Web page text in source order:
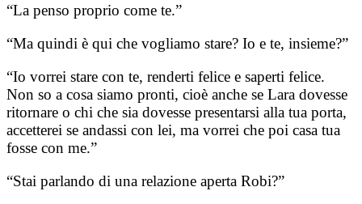
“La penso proprio come te.”
“Ma quindi è qui che vogliamo stare? Io e te, insieme?”
“Io vorrei stare con te, renderti felice e saperti felice.
Non so a cosa siamo pronti, cioè anche se Lara dovesse
ritornare o chi che sia dovesse presentarsi alla tua porta,
accetterei se andassi con lei, ma vorrei che poi casa tua
fosse con me.”
“Stai parlando di una relazione aperta Robi?”